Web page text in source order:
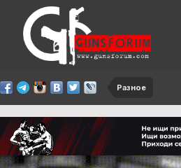
Разное